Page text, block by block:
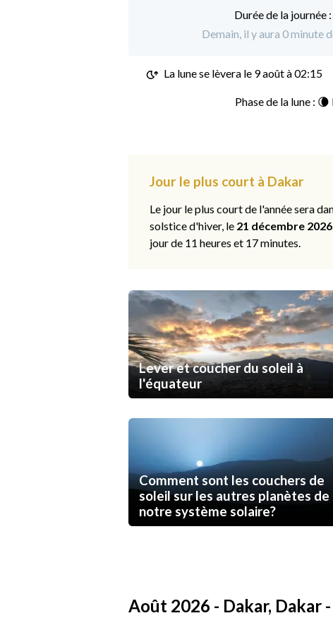
Durée de la journée :
Demain, il y aura 0 minute
La lune se lèvera le 9 août à 02:15
Phase de la lune :
Jour le plus court à Dakar
Le jour le plus court de l'année sera
solstice d'hiver, le 21 décembre 2026
jour de 11 heures et 17 minutes.
Lever et coucher du soleil à
l'équateur
Comment sont les couchers de
soleil sur les autres planètes de
notre système solaire?
Août 2026 - Dakar, Dakar